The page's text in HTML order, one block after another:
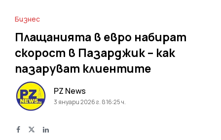
Бизнес
Плащанията в евро набират
скорост в Пазарджик – как
пазаруват клиентите
PZ News
3 януари 2026 г. в 16:25 ч.